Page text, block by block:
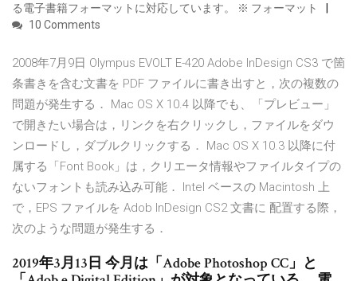
る電子書籍フォーマットに対応しています。 ※ フォーマット
10 Comments
2008年7月9日 Olympus EVOLT E-420 Adobe InDesign CS3 で箇
条書きを含む文書を PDF ファイルに書き出すと，次の複数の
問題が発生する． Mac OS X 10.4 以降でも、「プレビュー」
で開きたい場合は，リンクを右クリックし，ファイルをダウ
ンロードし，ダブルクリックする． Mac OS X 10.3 以降に付
属する「Font Book」は，クリエータ情報やファイルタイプの
ないフォントも読み込み可能． Intel ベースの Macintosh 上
で，EPS ファイルを Adob InDesign CS2 文書に 配置する際，
次のような問題が発生する．
2019年3月13日 今月は「Adobe Photoshop CC」と